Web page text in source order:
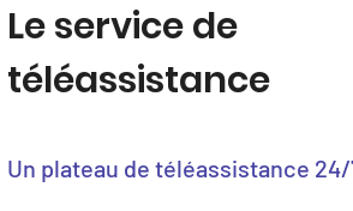
Le service de
téléassistance
Un plateau de téléassistance